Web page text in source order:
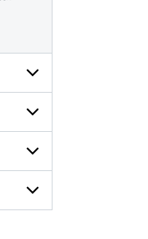
Undersidor
för
Radar
och
satellit
Undersidor
för
Väder
till
havs
Undersidor
för